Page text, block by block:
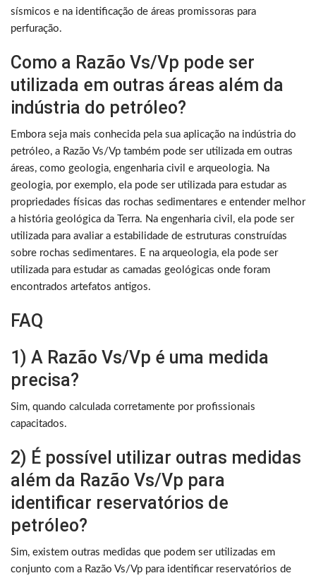
sísmicos e na identificação de áreas promissoras para
perfuração.
Como a Razão Vs/Vp pode ser
utilizada em outras áreas além da
indústria do petróleo?
Embora seja mais conhecida pela sua aplicação na indústria do
petróleo, a Razão Vs/Vp também pode ser utilizada em outras
áreas, como geologia, engenharia civil e arqueologia. Na
geologia, por exemplo, ela pode ser utilizada para estudar as
propriedades físicas das rochas sedimentares e entender melhor
a história geológica da Terra. Na engenharia civil, ela pode ser
utilizada para avaliar a estabilidade de estruturas construídas
sobre rochas sedimentares. E na arqueologia, ela pode ser
utilizada para estudar as camadas geológicas onde foram
encontrados artefatos antigos.
FAQ
1) A Razão Vs/Vp é uma medida
precisa?
Sim, quando calculada corretamente por profissionais
capacitados.
2) É possível utilizar outras medidas
além da Razão Vs/Vp para
identificar reservatórios de
petróleo?
Sim, existem outras medidas que podem ser utilizadas em
conjunto com a Razão Vs/Vp para identificar reservatórios de